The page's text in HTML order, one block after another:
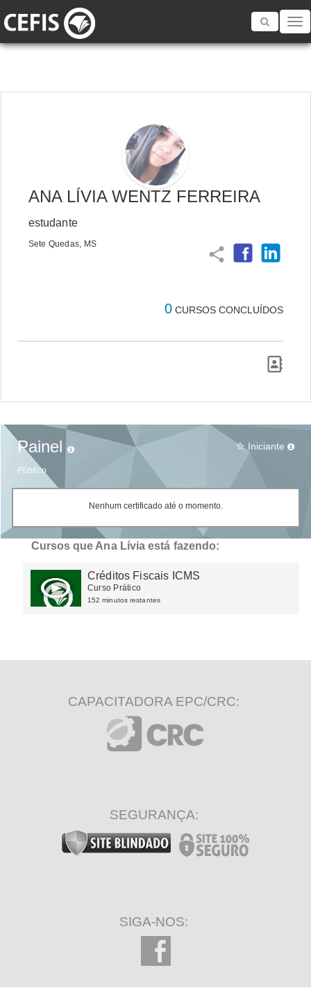
Toggle
ANA LÍVIA WENTZ FERREIRA
estudante
Sete Quedas, MS
share
0 CURSOS CONCLUÍDOS
Painel
Público
star_border Iniciante
Nenhum certificado até o momento.
Cursos que Ana Lívia está fazendo:
Créditos Fiscais ICMS
Curso Prático
152 minutos restantes
CAPACITADORA EPC/CRC:
SEGURANÇA:
SIGA-NOS: